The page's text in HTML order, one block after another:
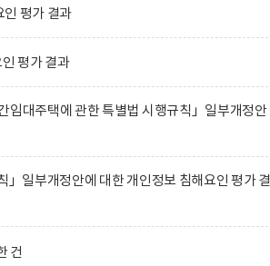
인 평가 결과
평가 결과
임대주택에 관한 특별법 시행규칙」일부개정안
」일부개정안에 대한 개인정보 침해요인 평가 결
건